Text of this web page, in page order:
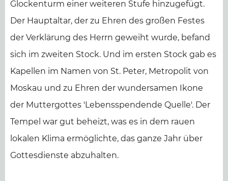
Glockenturm einer weiteren Stufe hinzugefügt.
Der Hauptaltar, der zu Ehren des großen Festes
der Verklärung des Herrn geweiht wurde, befand
sich im zweiten Stock. Und im ersten Stock gab es
Kapellen im Namen von St. Peter, Metropolit von
Moskau und zu Ehren der wundersamen Ikone
der Muttergottes 'Lebensspendende Quelle'. Der
Tempel war gut beheizt, was es in dem rauen
lokalen Klima ermöglichte, das ganze Jahr über
Gottesdienste abzuhalten.